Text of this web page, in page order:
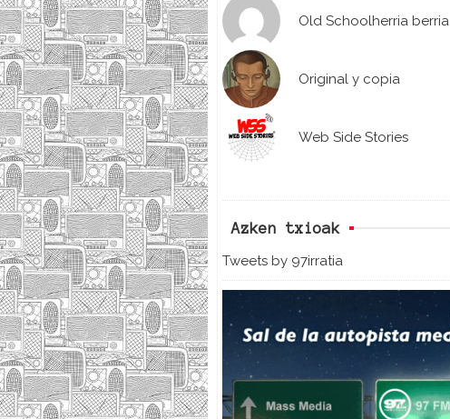
Old Schoolherria berria
Original y copia
Web Side Stories
Azken txioak
Tweets by 97irratia